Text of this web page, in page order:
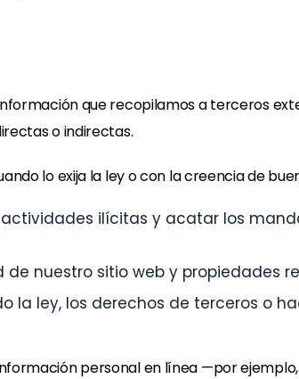
que recopilamos a terceros
o indirectas.
lo exija la ley o con la creencia de
ilícitas y acatar los
nuestro sitio web y propiedades
la ley, los derechos de terceros o
personal en línea —por